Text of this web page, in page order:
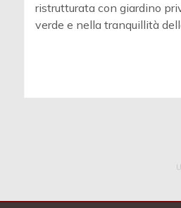
ristrutturata con giardino
verde e nella tranquillità